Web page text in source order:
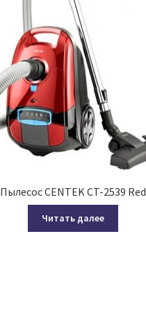
Пылесос CENTEK CT-2539 Red
Читать далее